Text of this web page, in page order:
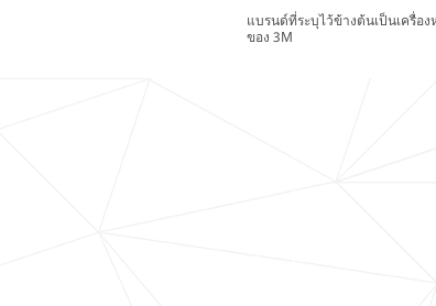
แบรนด์ที่ระบุไว้ข้างต้นเป็นเครื่อ
ของ 3M